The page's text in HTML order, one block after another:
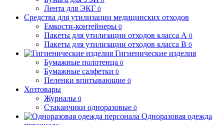
Лента для ЭКГ 0
Средства для утилизации медицинских отходов
Емкости-контейнеры 0
Пакеты для утилизации отходов класса А 0
Пакеты для утилизации отходов класса В 0
Гигиенические изделия
Бумажные полотенца 0
Бумажные салфетки 0
Пеленки впитывающие 0
Хозтовары
Журналы 0
Стаканчики одноразовые 0
Одноразовая одежда